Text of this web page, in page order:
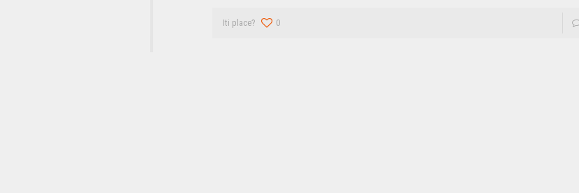
Iti place? 0